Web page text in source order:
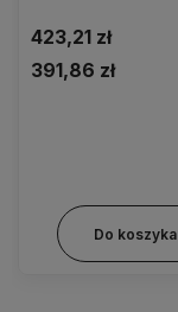
423,21 zł
391,86 zł
Do koszyka